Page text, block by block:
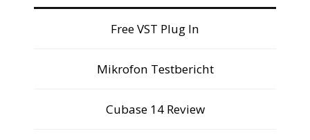
Free VST Plug In
Mikrofon Testbericht
Cubase 14 Review